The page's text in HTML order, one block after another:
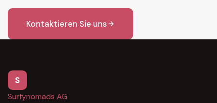
Kontaktieren Sie uns
S
Surfynomads AG